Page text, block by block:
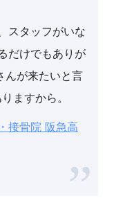
スタッフがいな
だけでもありが
んが来たいと言
ますから。
接骨院 阪急高